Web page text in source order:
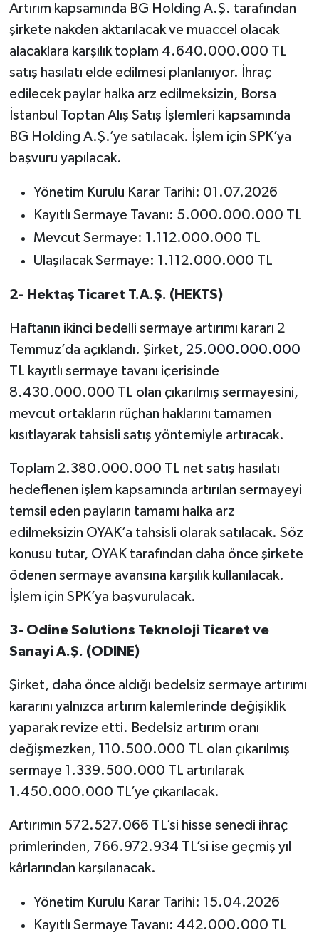
Artırım kapsamında BG Holding A.Ş. tarafından
şirkete nakden aktarılacak ve muaccel olacak
alacaklara karşılık toplam 4.640.000.000 TL
satış hasılatı elde edilmesi planlanıyor. İhraç
edilecek paylar halka arz edilmeksizin, Borsa
İstanbul Toptan Alış Satış İşlemleri kapsamında
BG Holding A.Ş.’ye satılacak. İşlem için SPK’ya
başvuru yapılacak.
Yönetim Kurulu Karar Tarihi: 01.07.2026
Kayıtlı Sermaye Tavanı: 5.000.000.000 TL
Mevcut Sermaye: 1.112.000.000 TL
Ulaşılacak Sermaye: 1.112.000.000 TL
2- Hektaş Ticaret T.A.Ş. (HEKTS)
Haftanın ikinci bedelli sermaye artırımı kararı 2
Temmuz’da açıklandı. Şirket, 25.000.000.000
TL kayıtlı sermaye tavanı içerisinde
8.430.000.000 TL olan çıkarılmış sermayesini,
mevcut ortakların rüçhan haklarını tamamen
kısıtlayarak tahsisli satış yöntemiyle artıracak.
Toplam 2.380.000.000 TL net satış hasılatı
hedeflenen işlem kapsamında artırılan sermayeyi
temsil eden payların tamamı halka arz
edilmeksizin OYAK’a tahsisli olarak satılacak. Söz
konusu tutar, OYAK tarafından daha önce şirkete
ödenen sermaye avansına karşılık kullanılacak.
İşlem için SPK’ya başvurulacak.
3- Odine Solutions Teknoloji Ticaret ve
Sanayi A.Ş. (ODINE)
Şirket, daha önce aldığı bedelsiz sermaye artırımı
kararını yalnızca artırım kalemlerinde değişiklik
yaparak revize etti. Bedelsiz artırım oranı
değişmezken, 110.500.000 TL olan çıkarılmış
sermaye 1.339.500.000 TL artırılarak
1.450.000.000 TL’ye çıkarılacak.
Artırımın 572.527.066 TL’si hisse senedi ihraç
primlerinden, 766.972.934 TL’si ise geçmiş yıl
kârlarından karşılanacak.
Yönetim Kurulu Karar Tarihi: 15.04.2026
Kayıtlı Sermaye Tavanı: 442.000.000 TL